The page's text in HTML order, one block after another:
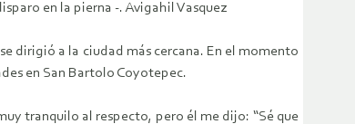
en la pierna -. Avigahil Vasquez
dirigió a la ciudad más cercana. En el momento
en San Bartolo Coyotepec.
tranquilo al respecto, pero él me dijo: “Sé que